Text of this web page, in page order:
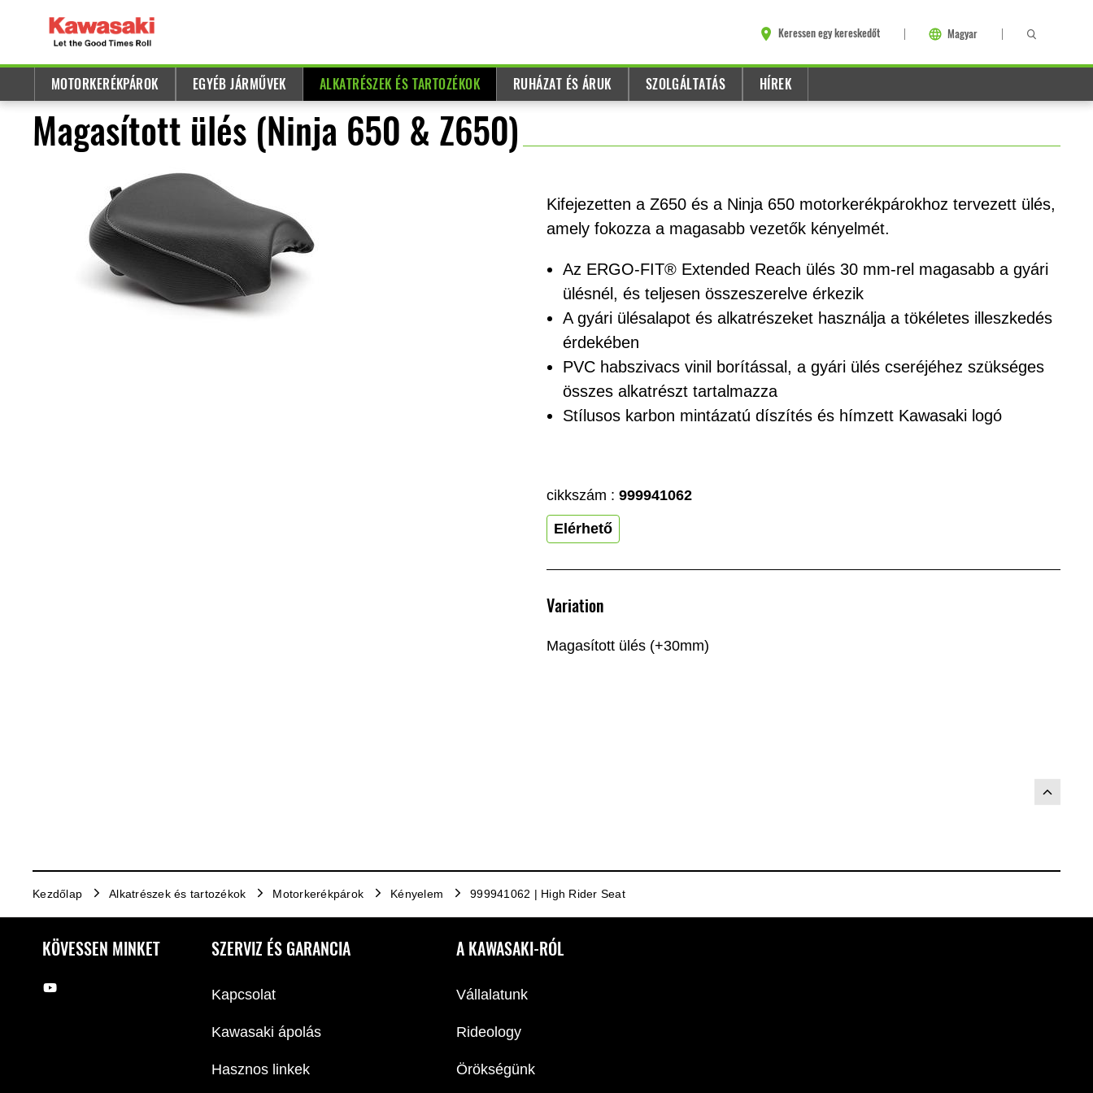
Keressen egy kereskedőt Magyar
MOTORKERÉKPÁROK EGYÉB JÁRMŰVEK ALKATRÉSZEK ÉS TARTOZÉKOK RUHÁZAT ÉS ÁRUK SZOLGÁLTATÁS HÍREK
Magasított ülés (Ninja 650 & Z650)
Kifejezetten a Z650 és a Ninja 650 motorkerékpárokhoz tervezett ülés,
amely fokozza a magasabb vezetők kényelmét.
Az ERGO-FIT® Extended Reach ülés 30 mm-rel magasabb a gyári
ülésnél, és teljesen összeszerelve érkezik
A gyári ülésalapot és alkatrészeket használja a tökéletes illeszkedés
érdekében
PVC habszivacs vinil borítással, a gyári ülés cseréjéhez szükséges
összes alkatrészt tartalmazza
Stílusos karbon mintázatú díszítés és hímzett Kawasaki logó
cikkszám : 999941062
Elérhető
Variation
Magasított ülés (+30mm)
Kezdőlap Alkatrészek és tartozékok Motorkerékpárok Kényelem 999941062 | High Rider Seat
KÖVESSEN MINKET SZERVIZ ÉS GARANCIA
Kapcsolat
Kawasaki ápolás
Hasznos linkek
A KAWASAKI-RÓL
Vállalatunk
Rideology
Örökségünk